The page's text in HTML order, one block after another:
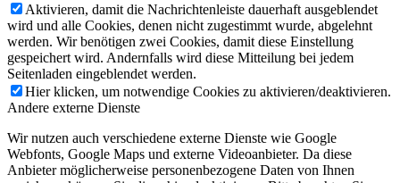
Aktivieren, damit die Nachrichtenleiste dauerhaft ausgeblendet
wird und alle Cookies, denen nicht zugestimmt wurde, abgelehnt
werden. Wir benötigen zwei Cookies, damit diese Einstellung
gespeichert wird. Andernfalls wird diese Mitteilung bei jedem
Seitenladen eingeblendet werden.
Hier klicken, um notwendige Cookies zu aktivieren/deaktivieren.
Andere externe Dienste
Wir nutzen auch verschiedene externe Dienste wie Google
Webfonts, Google Maps und externe Videoanbieter. Da diese
Anbieter möglicherweise personenbezogene Daten von Ihnen